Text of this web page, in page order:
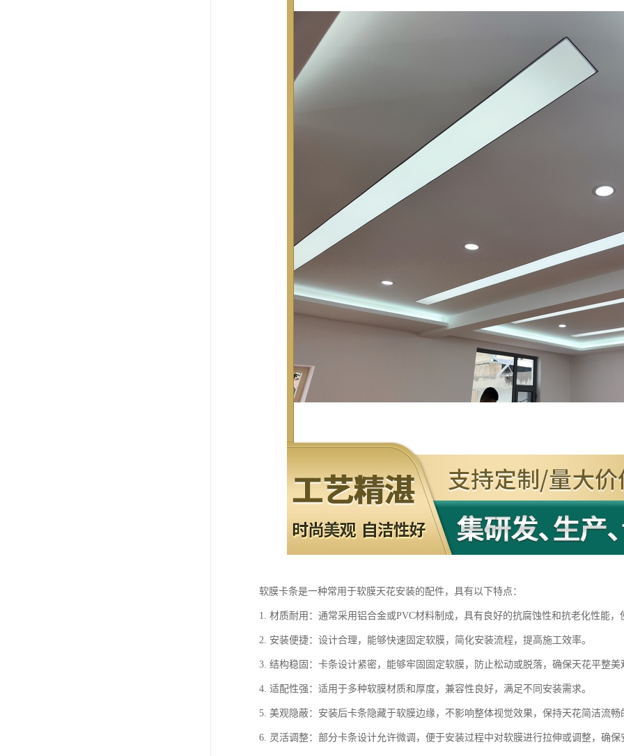
软膜卡条是一种常用于软膜天花安装的配件，具有以下特点：
1. 材质耐用：通常采用铝合金或PVC材料制成，具有良好的抗腐蚀性和抗老化性能，
2. 安装便捷：设计合理，能够快速固定软膜，简化安装流程，提高施工效率。
3. 结构稳固：卡条设计紧密，能够牢固固定软膜，防止松动或脱落，确保天花平整美
4. 适配性强：适用于多种软膜材质和厚度，兼容性良好，满足不同安装需求。
5. 美观隐蔽：安装后卡条隐藏于软膜边缘，不影响整体视觉效果，保持天花简洁流畅
6. 灵活调整：部分卡条设计允许微调，便于安装过程中对软膜进行拉伸或调整，确保